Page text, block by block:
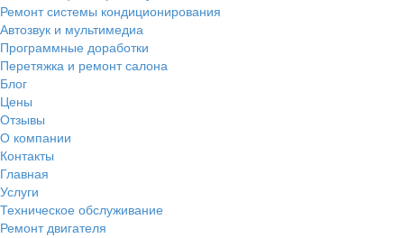
Ремонт системы кондиционирования
Автозвук и мультимедиа
Программные доработки
Перетяжка и ремонт салона
Блог
Цены
Отзывы
О компании
Контакты
Главная
Услуги
Техническое обслуживание
Ремонт двигателя